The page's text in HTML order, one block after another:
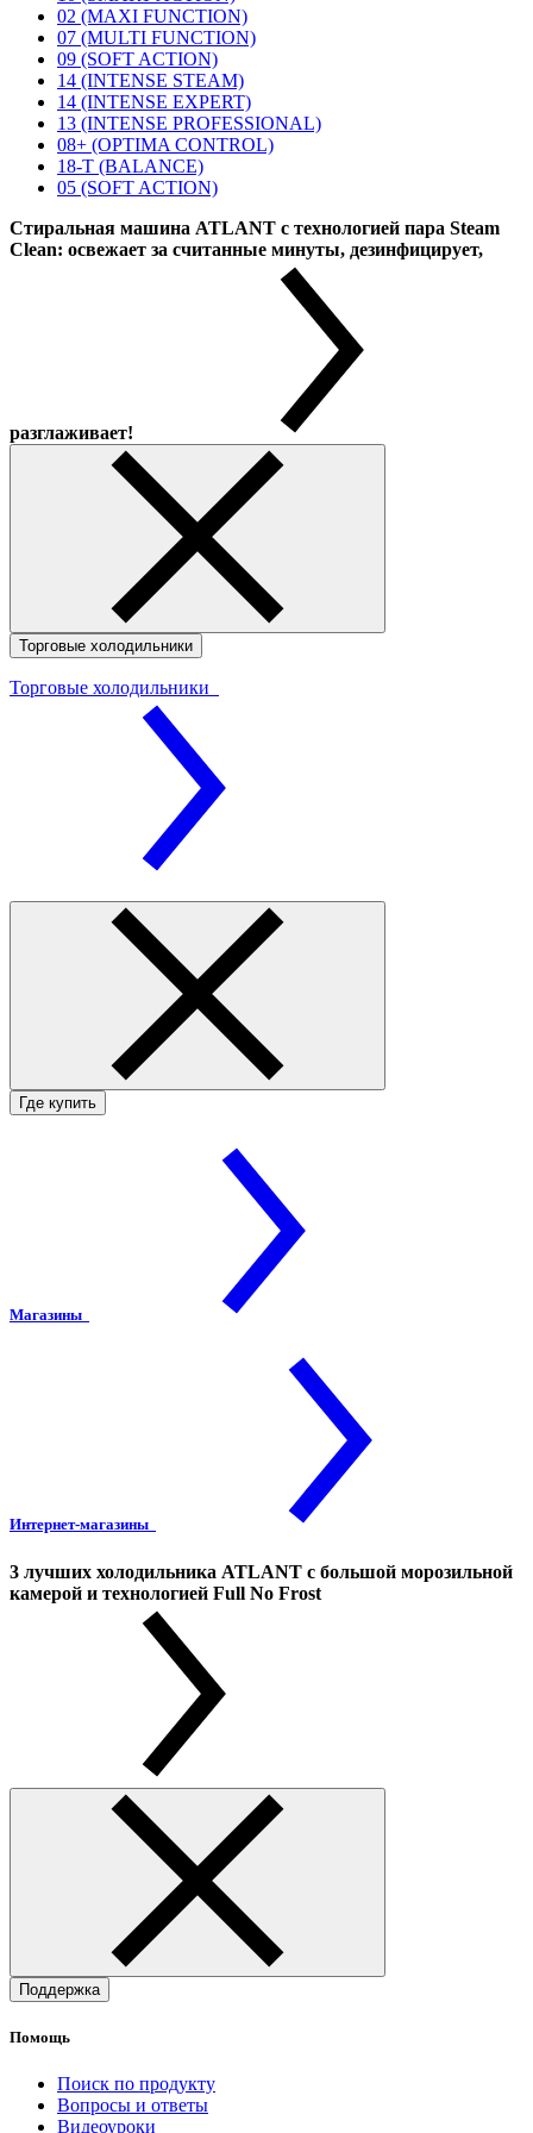
02 (MAXI FUNCTION)
07 (MULTI FUNCTION)
09 (SOFT ACTION)
14 (INTENSE STEAM)
14 (INTENSE EXPERT)
13 (INTENSE PROFESSIONAL)
08+ (OPTIMA CONTROL)
18-T (BALANCE)
05 (SOFT ACTION)
Стиральная машина ATLANT с технологией пара Steam
Clean: освежает за считанные минуты, дезинфицирует,
разглаживает!
Торговые холодильники
Торговые холодильники
Где купить
Магазины
Интернет-магазины
3 лучших холодильника ATLANT с большой морозильной
камерой и технологией Full No Frost
Поддержка
Помощь
Поиск по продукту
Вопросы и ответы
Видеоуроки